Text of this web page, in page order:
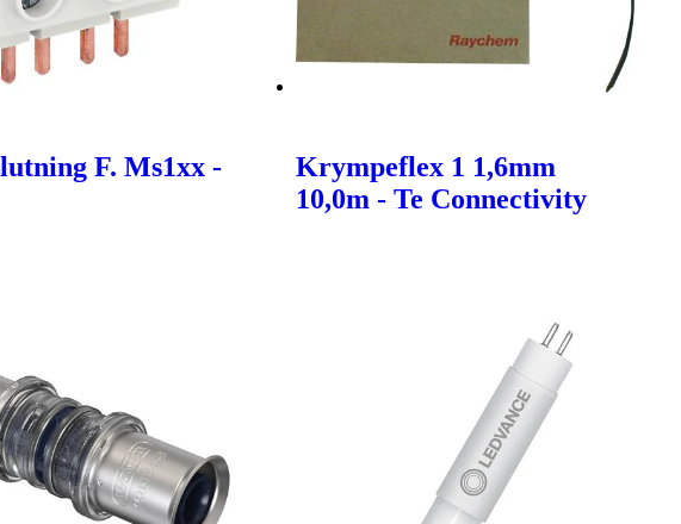
F. Ms1xx -
Krympeflex 1 1,6mm
10,0m - Te Connectivity